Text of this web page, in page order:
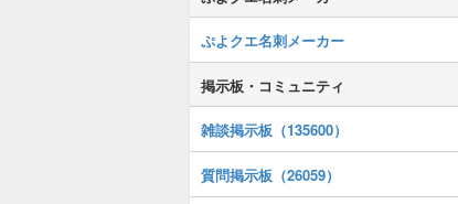
ぷよクエ名刺メーカー
掲示板・コミュニティ
雑談掲示板（135600）
質問掲示板（26059）